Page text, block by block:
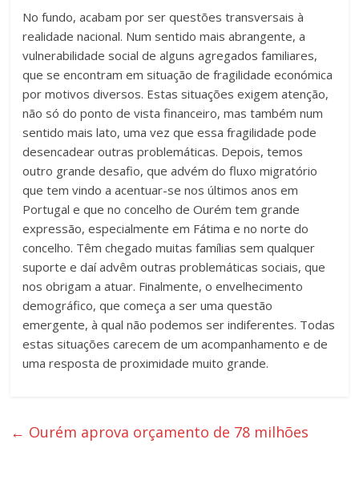
No fundo, acabam por ser questões transversais à
realidade nacional. Num sentido mais abrangente, a
vulnerabilidade social de alguns agregados familiares,
que se encontram em situação de fragilidade económica
por motivos diversos. Estas situações exigem atenção,
não só do ponto de vista financeiro, mas também num
sentido mais lato, uma vez que essa fragilidade pode
desencadear outras problemáticas. Depois, temos
outro grande desafio, que advém do fluxo migratório
que tem vindo a acentuar-se nos últimos anos em
Portugal e que no concelho de Ourém tem grande
expressão, especialmente em Fátima e no norte do
concelho. Têm chegado muitas famílias sem qualquer
suporte e daí advêm outras problemáticas sociais, que
nos obrigam a atuar. Finalmente, o envelhecimento
demográfico, que começa a ser uma questão
emergente, à qual não podemos ser indiferentes. Todas
estas situações carecem de um acompanhamento e de
uma resposta de proximidade muito grande.
← Ourém aprova orçamento de 78 milhões